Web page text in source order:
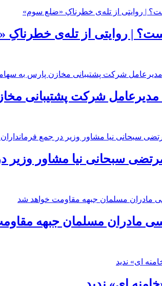
| روایتی از تله‌ی
مدیرعامل شرکت پشتیبانی
سبحانی نیا مشاور وزیر در
مادران مسلمان جبهه